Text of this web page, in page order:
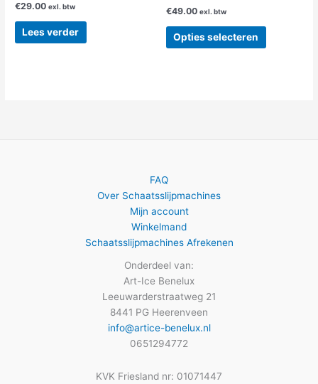
€29.00 exl. btw
Lees verder
€49.00 exl. btw
Opties selecteren
FAQ
Over Schaatsslijpmachines
Mijn account
Winkelmand
Schaatsslijpmachines Afrekenen
Onderdeel van:
Art-Ice Benelux
Leeuwarderstraatweg 21
8441 PG Heerenveen
info@artice-benelux.nl
0651294772
KVK Friesland nr: 01071447